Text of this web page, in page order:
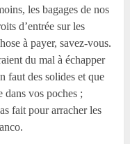
les bagages de nos
d’entrée sur les
à payer, savez-vous.
du mal à échapper
faut des solides et que
dans vos poches ;
fait pour arracher les